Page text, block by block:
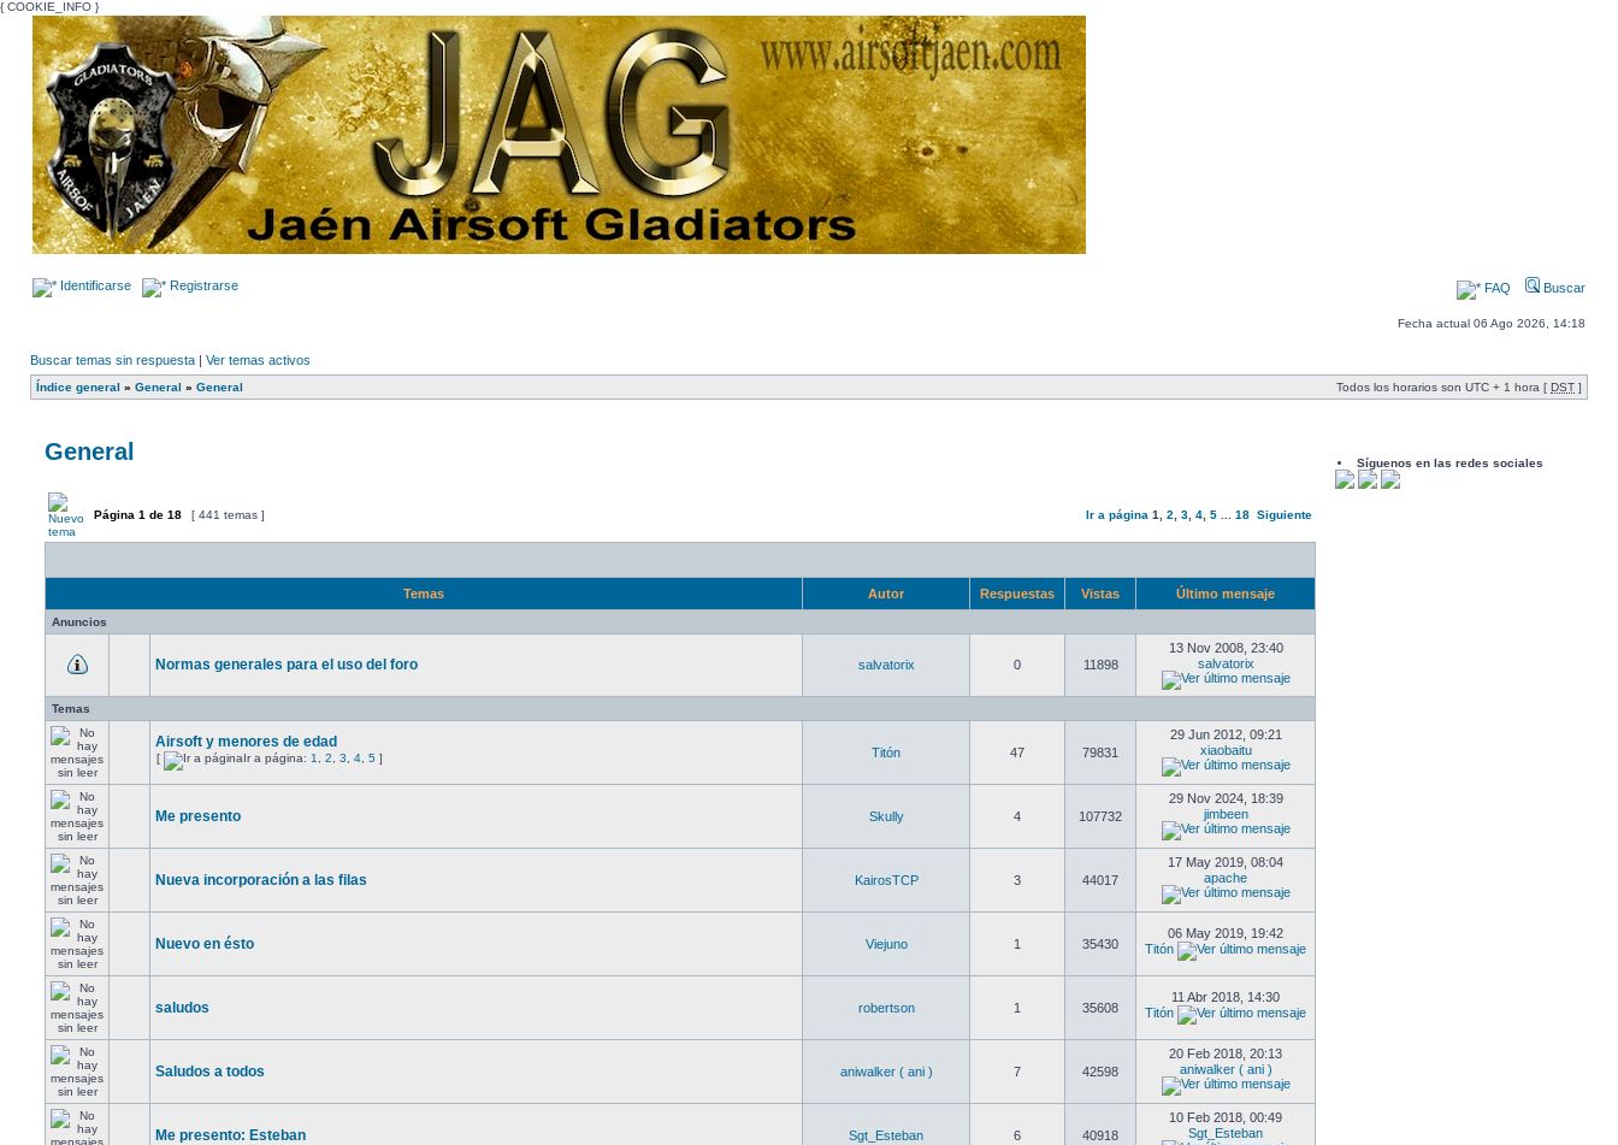
{ COOKIE_INFO }
Identificarse Registrarse FAQ Buscar
Fecha actual 06 Ago 2026, 14:18
Buscar temas sin respuesta | Ver temas activos
Índice general » General » General Todos los horarios son UTC + 1 hora [ DST ]
General
Página 1 de 18 [ 441 temas ] Ir a página 1 2 3 4 5 18 Siguiente
Temas Autor Respuestas Vistas Último mensaje
Anuncios
Normas generales para el uso del foro salvatorix 0 11898
13 Nov 2008, 23:40
salvatorix
Temas
Airsoft y menores de edad
[ Ir a página: 1 2 3 4 5 ] Titón 47 79831
29 Jun 2012, 09:21
xiaobaitu
Me presento Skully 4 107732
29 Nov 2024, 18:39
jimbeen
Nueva incorporación a las filas KairosTCP 3 44017
17 May 2019, 08:04
apache
Nuevo en ésto Viejuno 1 35430
06 May 2019, 19:42
Titón
saludos robertson 1 35608
11 Abr 2018, 14:30
Titón
Saludos a todos aniwalker ( ani ) 7 42598
20 Feb 2018, 20:13
aniwalker ( ani )
Me presento: Esteban Sgt_Esteban 6 40918
10 Feb 2018, 00:49
Sgt_Esteban
Síguenos en las redes sociales